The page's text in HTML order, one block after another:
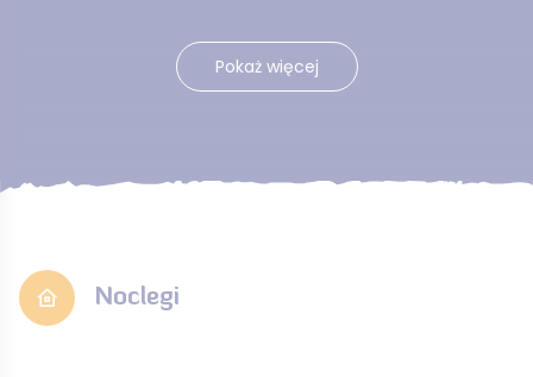
Pokaż więcej
Noclegi